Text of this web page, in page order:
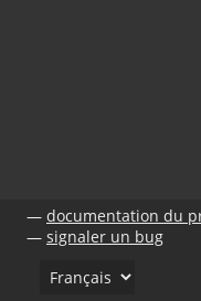
documentation du
signaler un bug